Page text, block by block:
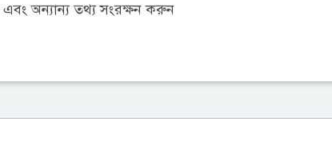
অন্যান্য তথ্য সংরক্ষন করুন